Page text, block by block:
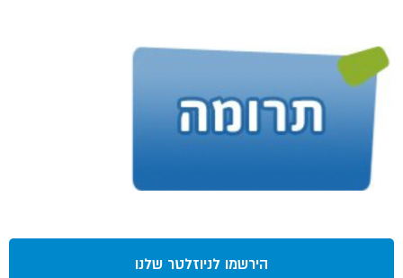
הירשמו לניוזלטר שלנו